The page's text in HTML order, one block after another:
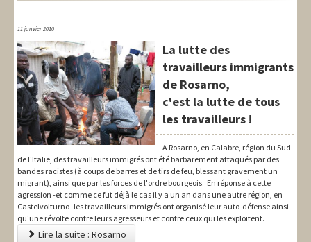
Europe
International
Syndical
Social
Thèmes
11 janvier 2010
La lutte des
travailleurs immigrants
de Rosarno,
c'est la lutte de tous
les travailleurs !
A Rosarno, en Calabre, région du Sud
de l'Italie, des travailleurs immigrés ont été barbarement attaqués par des
bandes racistes (à coups de barres et de tirs de feu, blessant gravement un
migrant), ainsi que par les forces de l'ordre bourgeois. En réponse à cette
agression -et comme ce fut déjà le cas il y a un an dans une autre région, en
Castelvolturno- les travailleurs immigrés ont organisé leur auto-défense ainsi
qu'une révolte contre leurs agresseurs et contre ceux qui les exploitent.
Lire la suite : Rosarno